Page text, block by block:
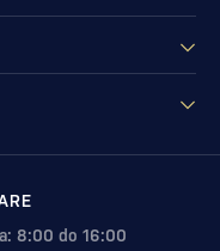
8:00 do 16:00